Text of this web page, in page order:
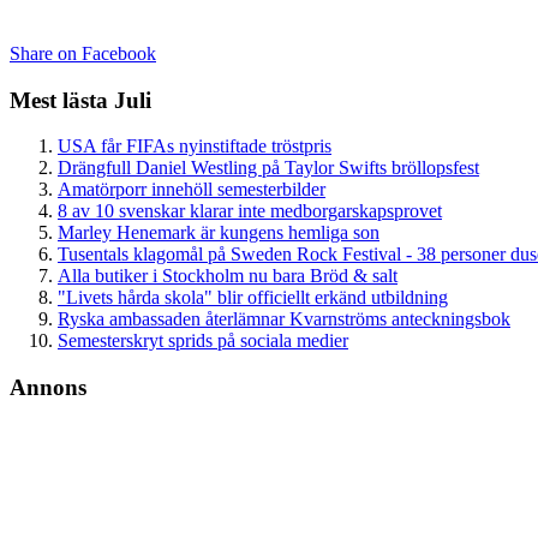
Share on Facebook
Mest lästa Juli
USA får FIFAs nyinstiftade tröstpris
Drängfull Daniel Westling på Taylor Swifts bröllopsfest
Amatörporr innehöll semesterbilder
8 av 10 svenskar klarar inte medborgarskapsprovet
Marley Henemark är kungens hemliga son
Tusentals klagomål på Sweden Rock Festival - 38 personer
Alla butiker i Stockholm nu bara Bröd & salt
"Livets hårda skola" blir officiellt erkänd utbildning
Ryska ambassaden återlämnar Kvarnströms anteckningsbok
Semesterskryt sprids på sociala medier
Annons